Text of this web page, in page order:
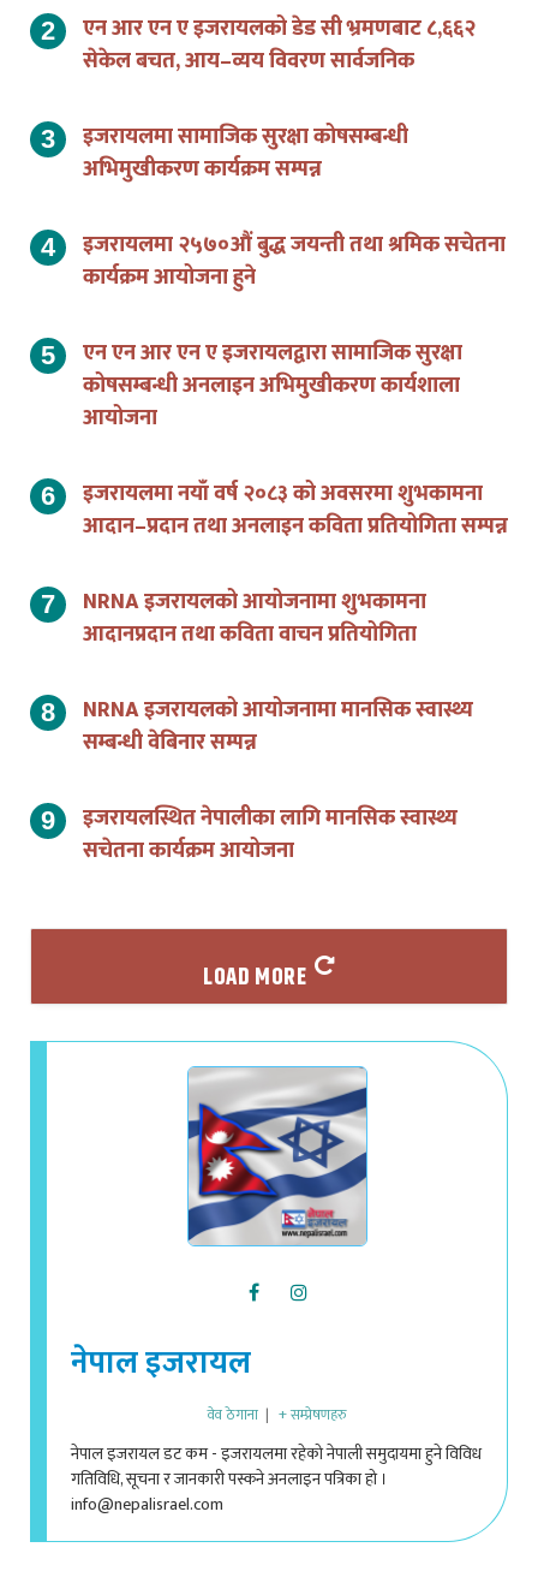
एन आर एन ए इजरायलको डेड सी भ्रमणबाट ८,६६२
सेकेल बचत, आय–व्यय विवरण सार्वजनिक
इजरायलमा सामाजिक सुरक्षा कोषसम्बन्धी
अभिमुखीकरण कार्यक्रम सम्पन्न
इजरायलमा २५७०औं बुद्ध जयन्ती तथा श्रमिक सचेतना
कार्यक्रम आयोजना हुने
एन एन आर एन ए इजरायलद्वारा सामाजिक सुरक्षा
कोषसम्बन्धी अनलाइन अभिमुखीकरण कार्यशाला
आयोजना
इजरायलमा नयाँ वर्ष २०८३ को अवसरमा शुभकामना
आदान–प्रदान तथा अनलाइन कविता प्रतियोगिता सम्पन्न
NRNA इजरायलको आयोजनामा शुभकामना
आदानप्रदान तथा कविता वाचन प्रतियोगिता
NRNA इजरायलको आयोजनामा मानसिक स्वास्थ्य
सम्बन्धी वेबिनार सम्पन्न
इजरायलस्थित नेपालीका लागि मानसिक स्वास्थ्य
सचेतना कार्यक्रम आयोजना
LOAD MORE
नेपाल इजरायल
वेव ठेगाना | + सम्प्रेषणहरु
नेपाल इजरायल डट कम - इजरायलमा रहेको नेपाली समुदायमा हुने विविध
गतिविधि, सूचना र जानकारी पस्कने अनलाइन पत्रिका हो ।
info@nepalisrael.com